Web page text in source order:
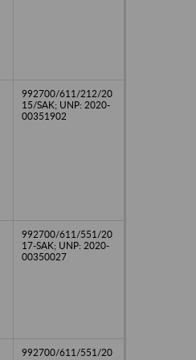
992700/611/212/20
15/SAK; UNP: 2020-
00351902
992700/611/551/20
17-SAK; UNP: 2020-
00350027
992700/611/551/20